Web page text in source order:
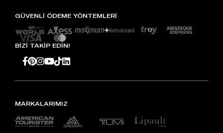
GÜVENLİ ÖDEME YÖNTEMLERİ
BİZİ TAKİP EDİN!
MARKALARIMIZ